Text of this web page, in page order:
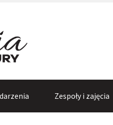
Zespoły i zajęcia